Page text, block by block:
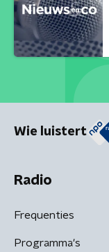
Wie luistert
Radio
Frequenties
Programma's